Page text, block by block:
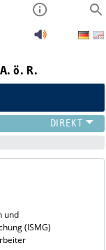
ö. R.
und
(ISMG)